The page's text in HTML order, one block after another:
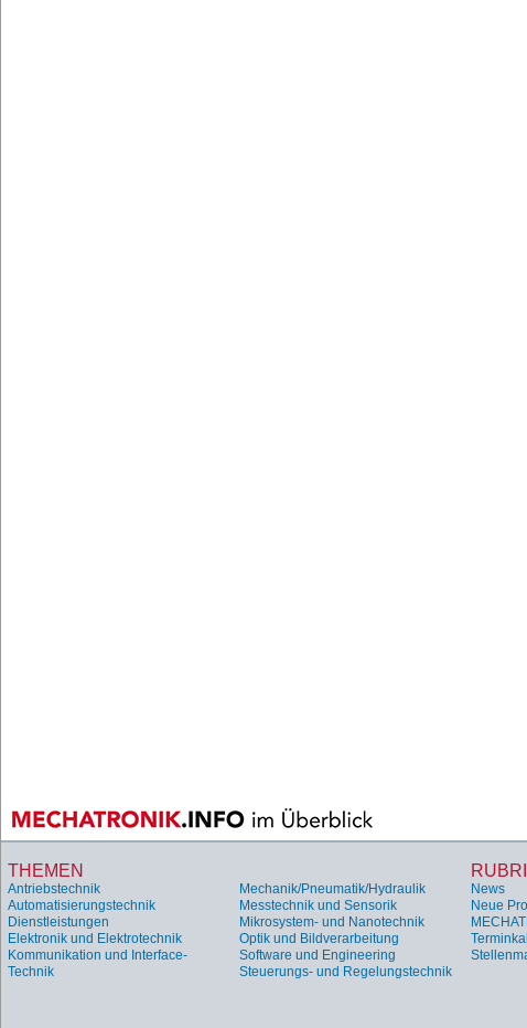
THEMEN
Antriebstechnik
Automatisierungstechnik
Dienstleistungen
Elektronik und Elektrotechnik
Kommunikation und Interface-
Technik
Mechanik/Pneumatik/Hydraulik
Messtechnik und Sensorik
Mikrosystem- und Nanotechnik
Optik und Bildverarbeitung
Software und Engineering
Steuerungs- und Regelungstechnik
News
Neue